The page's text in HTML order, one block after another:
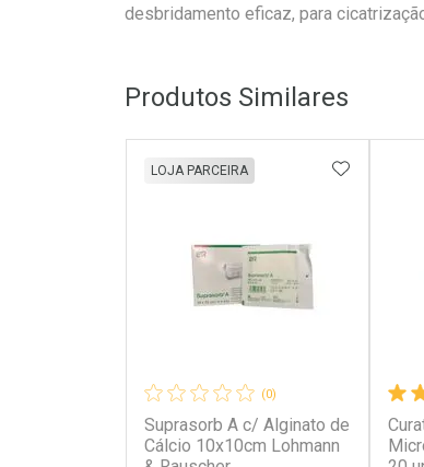
desbridamento eficaz, para
Produtos Similares
(0)
Suprasorb A c/ Alginato de
Cálcio 10x10cm Lohmann
LOJA PARCEIRA